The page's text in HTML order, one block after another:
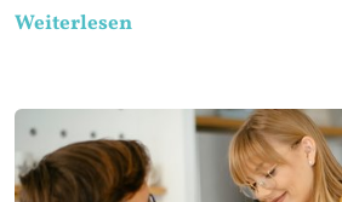
Weiterlesen